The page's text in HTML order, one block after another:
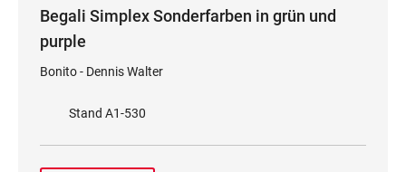
Begali Simplex Sonderfarben in grün und
purple
Bonito - Dennis Walter
Stand A1-530